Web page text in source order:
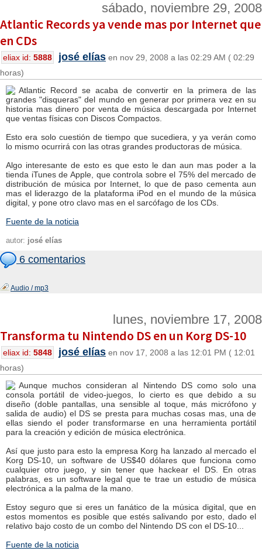
sábado, noviembre 29, 2008
Atlantic Records ya vende mas por Internet que
en CDs
eliax id: 5888 josé elías en nov 29, 2008 a las 02:29 AM ( 02:29
horas)
Atlantic Record se acaba de convertir en la primera de las
grandes "disqueras" del mundo en generar por primera vez en su
historia mas dinero por venta de música descargada por Internet
que ventas físicas con Discos Compactos.
Esto era solo cuestión de tiempo que sucediera, y ya verán como
lo mismo ocurrirá con las otras grandes productoras de música.
Algo interesante de esto es que esto le dan aun mas poder a la
tienda iTunes de Apple, que controla sobre el 75% del mercado de
distribución de música por Internet, lo que de paso cementa aun
mas el liderazgo de la plataforma iPod en el mundo de la música
digital, y pone otro clavo mas en el sarcófago de los CDs.
Fuente de la noticia
autor: josé elías
6 comentarios
Audio / mp3
lunes, noviembre 17, 2008
Transforma tu Nintendo DS en un Korg DS-10
eliax id: 5848 josé elías en nov 17, 2008 a las 12:01 PM ( 12:01
horas)
Aunque muchos consideran al Nintendo DS como solo una
consola portátil de video-juegos, lo cierto es que debido a su
diseño (doble pantallas, una sensible al toque, más micrófono y
salida de audio) el DS se presta para muchas cosas mas, una de
ellas siendo el poder transformarse en una herramienta portátil
para la creación y edición de música electrónica.
Así que justo para esto la empresa Korg ha lanzado al mercado el
Korg DS-10, un software de US$40 dólares que funciona como
cualquier otro juego, y sin tener que hackear el DS. En otras
palabras, es un software legal que te trae un estudio de música
electrónica a la palma de la mano.
Estoy seguro que si eres un fanático de la música digital, que en
estos momentos es posible que estés salivando por esto, dado el
relativo bajo costo de un combo del Nintendo DS con el DS-10...
Fuente de la noticia